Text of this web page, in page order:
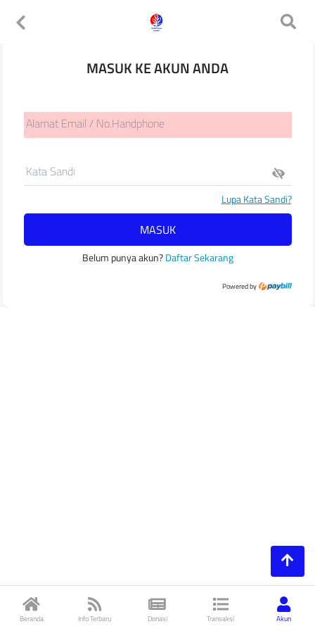
MASUK KE AKUN ANDA
Alamat Email / No.Handphone
Kata Sandi
Lupa Kata Sandi?
MASUK
Belum punya akun?Daftar Sekarang
Powered by
Beranda Info Terbaru Donasi Transaksi Akun